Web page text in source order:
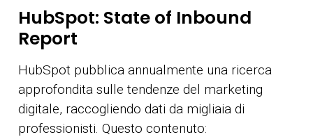
HubSpot: State of Inbound
Report
HubSpot pubblica annualmente una ricerca
approfondita sulle tendenze del marketing
digitale, raccogliendo dati da migliaia di
professionisti. Questo contenuto: